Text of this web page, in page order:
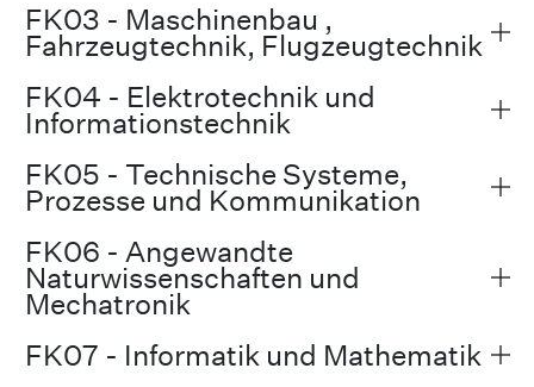
FK03 - Maschinenbau ,
Fahrzeugtechnik, Flugzeugtechnik
FK04 - Elektrotechnik und
Informationstechnik
FK05 - Technische Systeme,
Prozesse und Kommunikation
FK06 - Angewandte
Naturwissenschaften und
Mechatronik
FK07 - Informatik und Mathematik